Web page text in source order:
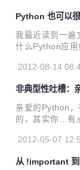
Python 也可以
我最近读到一遍
什么Python应用
陋”真是荒谬至
应用的设计水平
的，我收集了一
过精心设计的。
在服务端
10亿美金。它
2012-08-14
非典型性吐槽：
亲爱的Python
的，其实你…有
Python的一些
档和教程常常难
2012-05-07
从 !important